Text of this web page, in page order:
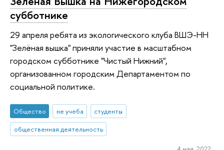
субботнике
29 апреля ребята из экологического клуба ВШЭ-НН
"Зелёная вышка" приняли участие в масштабном
городском субботнике "Чистый Нижний",
организованном городским Департаментом по
социальной политике.
Общество не учеба
студенты
общественная деятельность